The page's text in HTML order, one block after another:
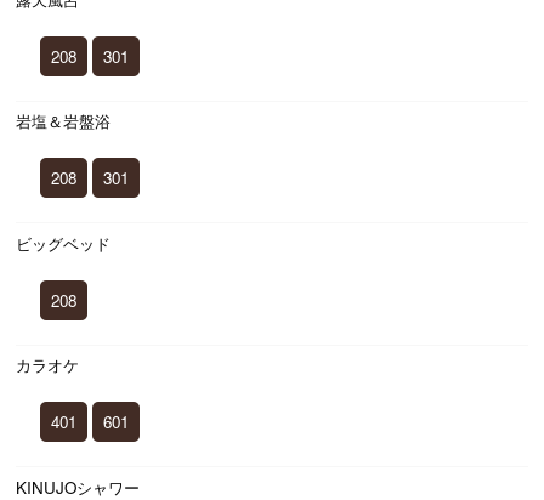
208 301
岩塩＆岩盤浴
208 301
ビッグベッド
208
カラオケ
401 601
KINUJOシャワー